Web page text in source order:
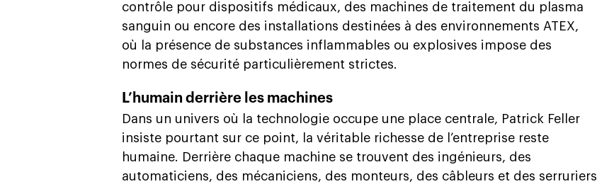
contrôle pour dispositifs médicaux, des machines de traitement du plasma
sanguin ou encore des installations destinées à des environnements ATEX,
où la présence de substances inflammables ou explosives impose des
normes de sécurité particulièrement strictes.
L’humain derrière les machines
Dans un univers où la technologie occupe une place centrale, Patrick Feller
insiste pourtant sur ce point, la véritable richesse de l’entreprise reste
humaine. Derrière chaque machine se trouvent des ingénieurs, des
automaticiens, des mécaniciens, des monteurs, des câbleurs et des serruriers